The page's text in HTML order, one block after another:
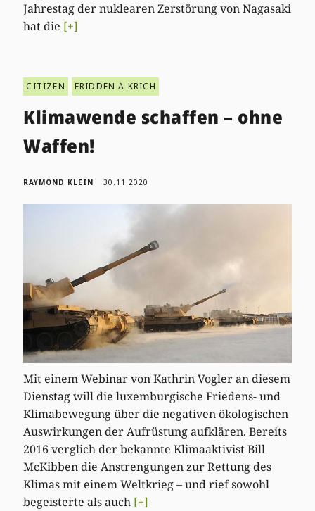
Jahrestag der nuklearen Zerstörung von Nagasaki
hat die [+]
CITIZEN FRIDDEN A KRICH
Klimawende schaffen – ohne
Waffen!
RAYMOND KLEIN 30.11.2020
Mit einem Webinar von Kathrin Vogler an diesem
Dienstag will die luxemburgische Friedens- und
Klimabewegung über die negativen ökologischen
Auswirkungen der Aufrüstung aufklären. Bereits
2016 verglich der bekannte Klimaaktivist Bill
McKibben die Anstrengungen zur Rettung des
Klimas mit einem Weltkrieg – und rief sowohl
begeisterte als auch [+]